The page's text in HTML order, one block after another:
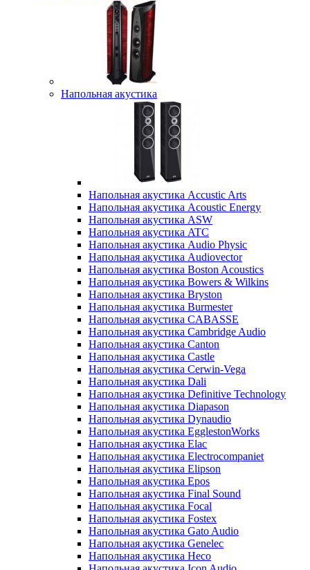
Напольная акустика
Напольная акустика Accustic Arts
Напольная акустика Acoustic Energy
Напольная акустика ASW
Напольная акустика ATC
Напольная акустика Audio Physic
Напольная акустика Audiovector
Напольная акустика Boston Acoustics
Напольная акустика Bowers & Wilkins
Напольная акустика Bryston
Напольная акустика Burmester
Напольная акустика CABASSE
Напольная акустика Cambridge Audio
Напольная акустика Canton
Напольная акустика Castle
Напольная акустика Cerwin-Vega
Напольная акустика Dali
Напольная акустика Definitive Technology
Напольная акустика Diapason
Напольная акустика Dynaudio
Напольная акустика EgglestonWorks
Напольная акустика Elac
Напольная акустика Electrocompaniet
Напольная акустика Elipson
Напольная акустика Epos
Напольная акустика Final Sound
Напольная акустика Focal
Напольная акустика Fostex
Напольная акустика Gato Audio
Напольная акустика Genelec
Напольная акустика Heco